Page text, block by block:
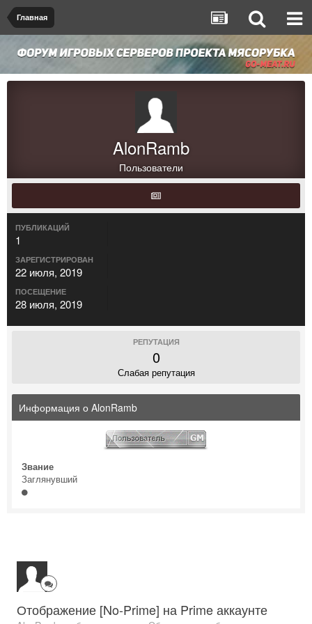
Главная
AlonRamb
Пользователи
ПУБЛИКАЦИЙ
1
ЗАРЕГИСТРИРОВАН
22 июля, 2019
ПОСЕЩЕНИЕ
28 июля, 2019
РЕПУТАЦИЯ
0
Слабая репутация
Информация о AlonRamb
Звание
Заглянувший
Отображение [No-Prime] на Prime аккаунте